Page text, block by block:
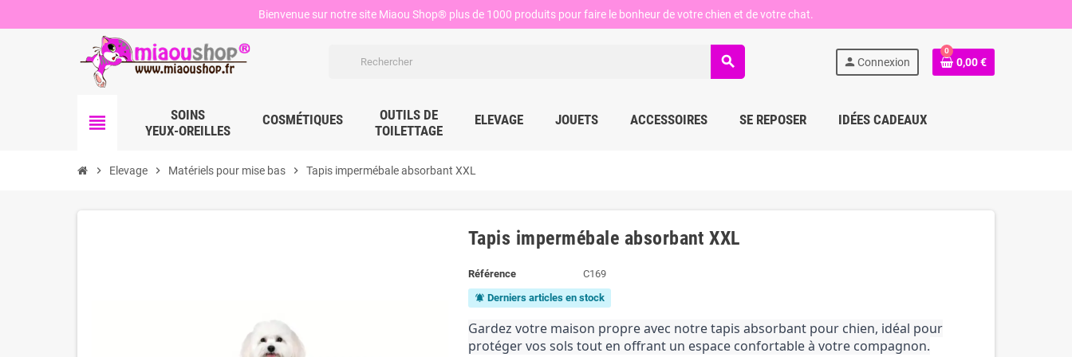
Bienvenue sur notre site Miaou Shop® plus de 1000 produits pour faire le bonheur de votre chien et de votre chat.
person Connexion
0
0,00 €
search
view_headline
SOINS
YEUX-OREILLES
COSMÉTIQUES
OUTILS DE
TOILETTAGE
ELEVAGE JOUETS ACCESSOIRES SE REPOSER IDÉES CADEAUX
chevron_right Elevage chevron_right Matériels pour mise bas chevron_right Tapis impermébale absorbant XXL
Tapis impermébale absorbant XXL
Référence C169
notifications_active Derniers articles en stock
Gardez votre maison propre avec notre tapis absorbant pour chien, idéal pour
protéger vos sols tout en offrant un espace confortable à votre compagnon.